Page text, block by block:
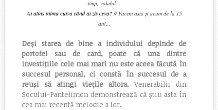
timp, valabil…
Ai atins inima cuiva când ai zis ceva? // Facem asta și acum de la 15
ani…
Deși starea de bine a individului depinde de
portofel sau de card, poate că una dintre
investițiile cele mai mari nu este aceea făcută în
succesul personal, ci constă în succesul de a
reuși să atingi viețile altora.Venerabilii din
Socului-Pantelimon demonstrează că știu asta în
cea mai recentă melodie a lor.